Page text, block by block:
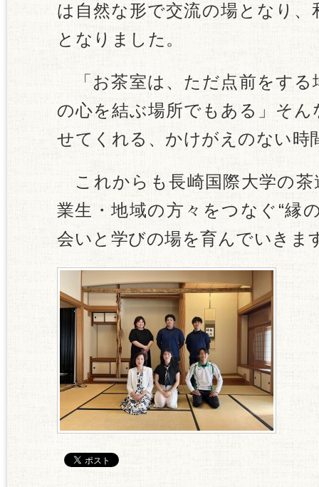
は自然な形で交流の場となり
となりました。
「お茶室は、ただ点前をする
の心を結ぶ場所でもある」そ
せてくれる、かけがえのない時
これからも長崎国際大学の茶
業生・地域の方々をつなぐ“縁
会いと学びの場を育んでいきま